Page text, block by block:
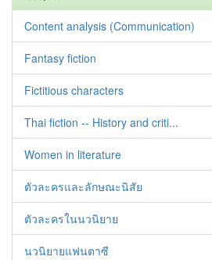
Content analysis (Communication)
Fantasy fiction
Fictitious characters
Thai fiction -- History and criti...
Women in literature
ตัวละครและลักษณะนิสัย
ตัวละครในนวนิยาย
นวนิยายแฟนตาซี